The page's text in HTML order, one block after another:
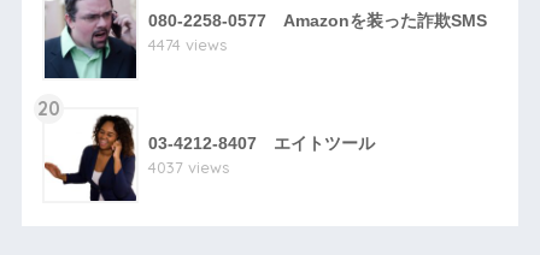
080-2258-0577 Amazonを装った詐欺SMS
4474 views
20
03-4212-8407 エイトツール
4037 views